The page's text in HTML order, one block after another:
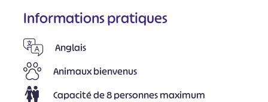
Informations pratiques
Anglais
Animaux bienvenus
Capacité de 8 personnes maximum